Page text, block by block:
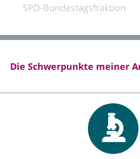
SPD-Bundestagsfraktion
Die Schwerpunkte meiner